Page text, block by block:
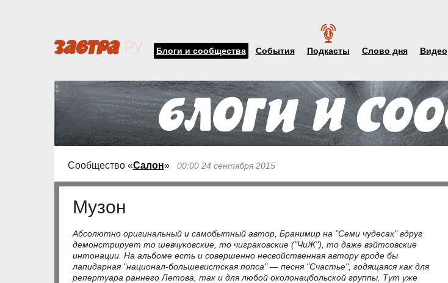
Блоги и сообщества События Подкасты Слово дня Видео
Сообщество «Салон» 00:00 24 сентября 2015
Музон
Абсолютно оригинальный и самобытный автор, Бранимир на "Семи чудесах" вдруг
демонстрирует то шевчуковские, то чиграковские ("ЧиЖ"), то даже вэйтсовские
интонации. На альбоме есть и совершенно несвойственная автору вроде бы
лапидарная "национал-большевистская попса" — песня "Счастье", годящаяся как для
репертуара раннего Летова, так и для любой околонацбольской группы. Тут уже